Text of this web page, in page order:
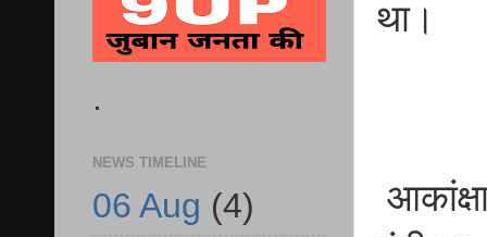
था।
.
NEWS TIMELINE
06 Aug (4)